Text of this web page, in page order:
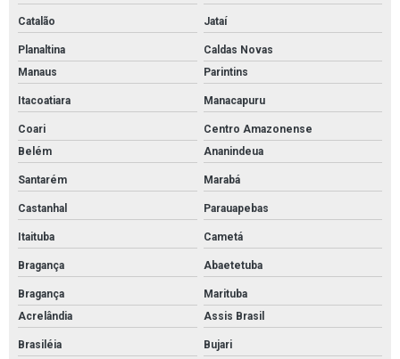
Catalão Jataí
Planaltina
Caldas Novas
Manaus
Parintins
Itacoatiara Manacapuru
Coari
Centro Amazonense
Belém
Ananindeua
Santarém Marabá
Castanhal Parauapebas
Itaituba Cametá
Bragança Abaetetuba
Bragança
Marituba
Acrelândia
Assis Brasil
Brasiléia Bujari